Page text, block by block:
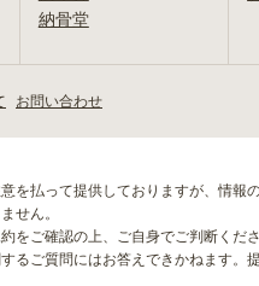
納骨堂
お問い合わせ
を払って提供しておりますが、情報
せん。
をご確認の上、ご自身でご判断くださ
るご質問にはお答えできかねます。